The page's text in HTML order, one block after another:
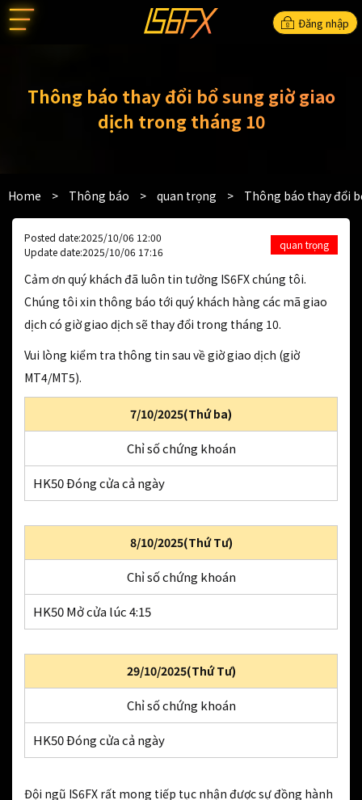
Đăng nhập
Thông báo thay đổi bổ sung giờ giao
dịch trong tháng 10
Home > Thông báo > quan trọng > Thông báo thay đổi
Posted date:2025/10/06 12:00
Update date:2025/10/06 17:16
quan trọng
Cảm ơn quý khách đã luôn tin tưởng IS6FX chúng tôi.
Chúng tôi xin thông báo tới quý khách hàng các mã giao
dịch có giờ giao dịch sẽ thay đổi trong tháng 10.
Vui lòng kiểm tra thông tin sau về giờ giao dịch (giờ
MT4/MT5).
7/10/2025(Thứ ba)
Chỉ số chứng khoán
HK50 Đóng cửa cả ngày
8/10/2025(Thứ Tư)
Chỉ số chứng khoán
HK50 Mở cửa lúc 4:15
29/10/2025(Thứ Tư)
Chỉ số chứng khoán
HK50 Đóng cửa cả ngày
Đội ngũ IS6FX rất mong tiếp tục nhận được sự đồng hành